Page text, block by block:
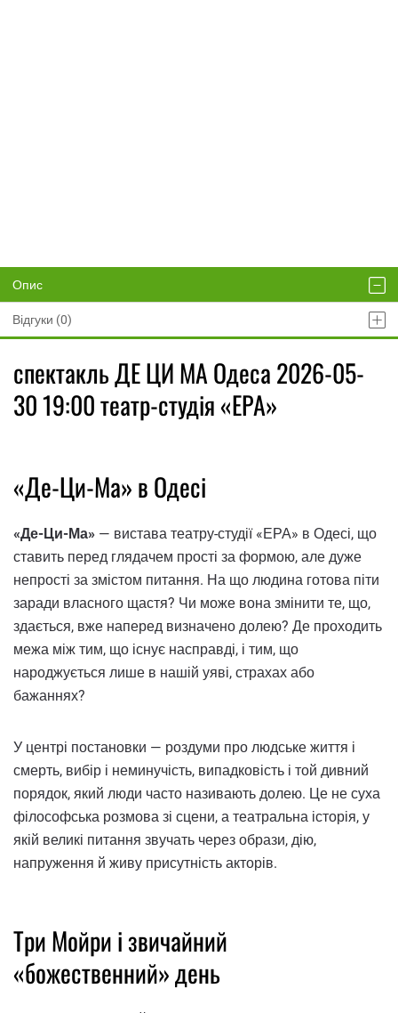
Опис
Відгуки (0)
спектакль ДЕ ЦИ МА Одеса 2026-05-
30 19:00 театр-студія «ЕРА»
«Де-Ци-Ма» в Одесі
«Де-Ци-Ма» — вистава театру-студії «ЕРА» в Одесі, що
ставить перед глядачем прості за формою, але дуже
непрості за змістом питання. На що людина готова піти
заради власного щастя? Чи може вона змінити те, що,
здається, вже наперед визначено долею? Де проходить
межа між тим, що існує насправді, і тим, що
народжується лише в нашій уяві, страхах або
бажаннях?
У центрі постановки — роздуми про людське життя і
смерть, вибір і неминучість, випадковість і той дивний
порядок, який люди часто називають долею. Це не суха
філософська розмова зі сцени, а театральна історія, у
якій великі питання звучать через образи, дію,
напруження й живу присутність акторів.
Три Мойри і звичайний
«божественний» день